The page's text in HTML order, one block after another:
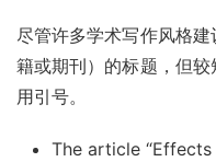
尽管许多学术写作风格
籍或期刊）的标题，但
用引号。
The article